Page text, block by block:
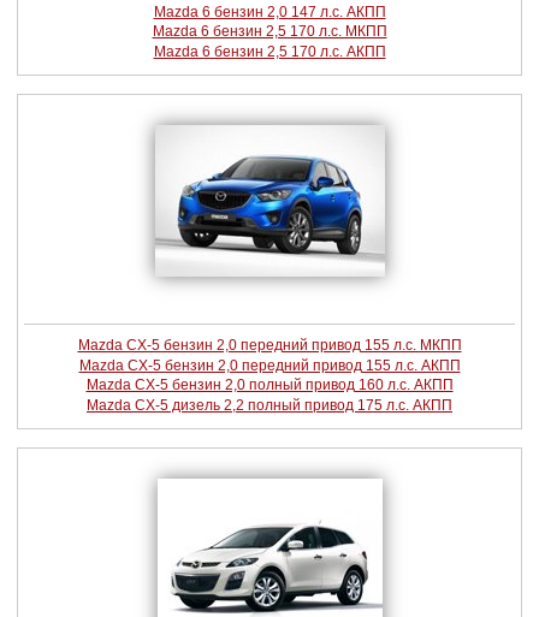
Mazda 6 бензин 2,0 147 л.с. АКПП
Mazda 6 бензин 2,5 170 л.с. МКПП
Mazda 6 бензин 2,5 170 л.с. АКПП
Mazda CX-5 бензин 2,0 передний привод 155 л.с. МКПП
Mazda CX-5 бензин 2,0 передний привод 155 л.с. АКПП
Mazda CX-5 бензин 2,0 полный привод 160 л.с. АКПП
Mazda CX-5 дизель 2,2 полный привод 175 л.с. АКПП